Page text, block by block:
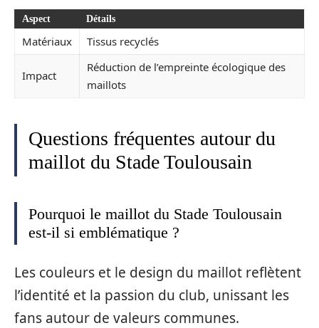
Aspect Détails
Matériaux Tissus recyclés
Impact
Réduction de l’empreinte écologique des
maillots
Questions fréquentes autour du
maillot du Stade Toulousain
Pourquoi le maillot du Stade Toulousain
est-il si emblématique ?
Les couleurs et le design du maillot reflètent
l’identité et la passion du club, unissant les
fans autour de valeurs communes.